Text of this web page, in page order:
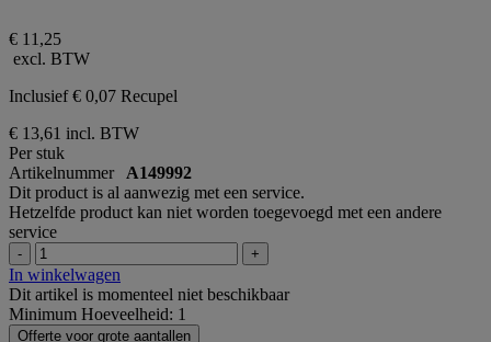
€ 11,25
excl. BTW
Inclusief € 0,07 Recupel
€ 13,61 incl. BTW
Per stuk
Artikelnummer A149992
Dit product is al aanwezig met een service.
Hetzelfde product kan niet worden toegevoegd met een andere
service
- +
In winkelwagen
Dit artikel is momenteel niet beschikbaar
Minimum Hoeveelheid: 1
Offerte voor grote aantallen